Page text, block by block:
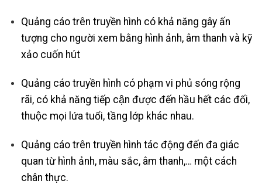
Quảng cáo trên truyền hình có khả năng gây ấn
tượng cho người xem bằng hình ảnh, âm thanh và kỹ
xảo cuốn hút
Quảng cáo truyền hình có phạm vi phủ sóng rộng
rãi, có khả năng tiếp cận được đến hầu hết các đối,
thuộc mọi lứa tuổi, tầng lớp khác nhau.
Quảng cáo trên truyền hình tác động đến đa giác
quan từ hình ảnh, màu sắc, âm thanh,… một cách
chân thực.